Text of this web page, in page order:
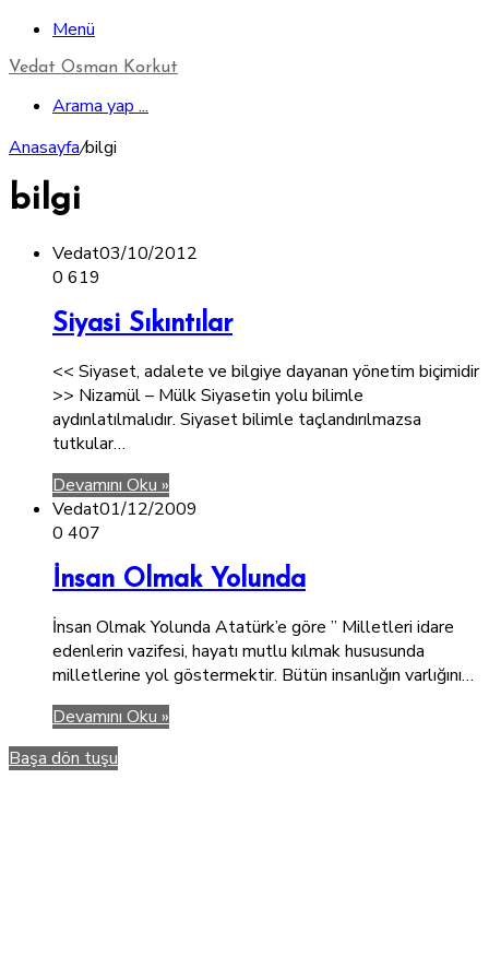
Menü
Vedat Osman Korkut
Arama yap ...
Anasayfa/bilgi
bilgi
Vedat03/10/2012
0 619
Siyasi Sıkıntılar
<< Siyaset, adalete ve bilgiye dayanan yönetim biçimidir
>> Nizamül – Mülk Siyasetin yolu bilimle
aydınlatılmalıdır. Siyaset bilimle taçlandırılmazsa
tutkular…
Devamını Oku »
Vedat01/12/2009
0 407
İnsan Olmak Yolunda
İnsan Olmak Yolunda Atatürk’e göre ” Milletleri idare
edenlerin vazifesi, hayatı mutlu kılmak hususunda
milletlerine yol göstermektir. Bütün insanlığın varlığını…
Devamını Oku »
Başa dön tuşu